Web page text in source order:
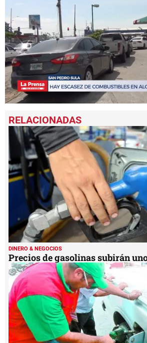
seconds
of
2
minutes,
seconds
DINERO & NEGOCIOS
Precios de gasolinas subirán